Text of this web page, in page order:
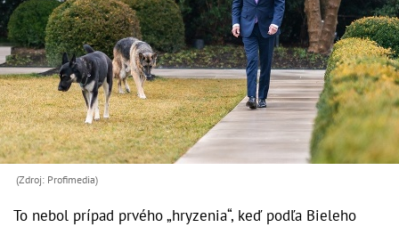
(Zdroj: Profimedia)
To nebol prípad prvého „hryzenia“, keď podľa Bieleho